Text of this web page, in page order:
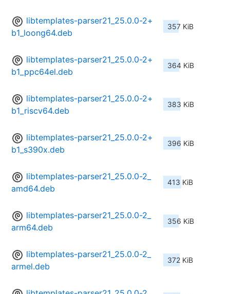
libtemplates-parser21_25.0.0-2+
b1_loong64.deb
357 KiB
libtemplates-parser21_25.0.0-2+
b1_ppc64el.deb
364 KiB
libtemplates-parser21_25.0.0-2+
b1_riscv64.deb
383 KiB
libtemplates-parser21_25.0.0-2+
b1_s390x.deb
396 KiB
libtemplates-parser21_25.0.0-2_
amd64.deb
413 KiB
libtemplates-parser21_25.0.0-2_
arm64.deb
356 KiB
libtemplates-parser21_25.0.0-2_
armel.deb
372 KiB